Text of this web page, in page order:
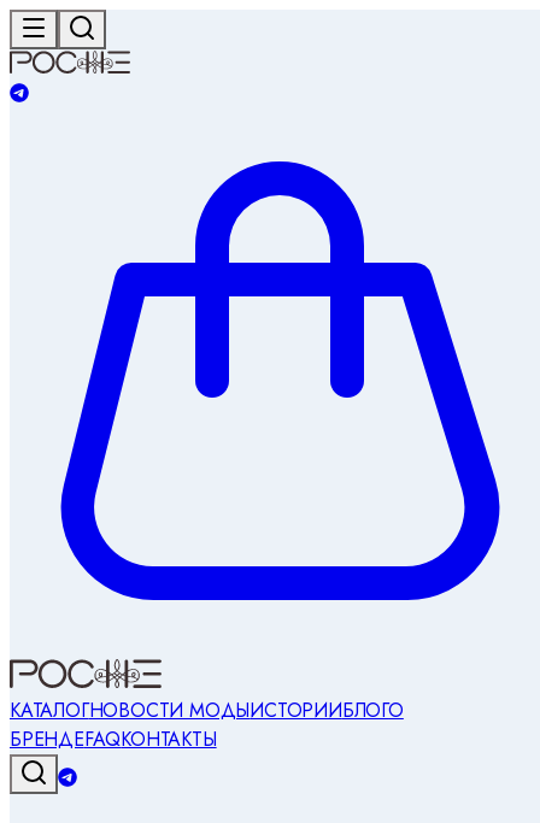
КАТАЛОГНОВОСТИ МОДЫИСТОРИИБЛОГО
БРЕНДЕFAQКОНТАКТЫ